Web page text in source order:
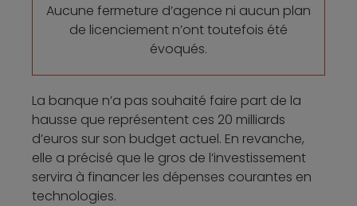
Aucune fermeture d’agence ni aucun plan
de licenciement n’ont toutefois été
évoqués.
La banque n’a pas souhaité faire part de la
hausse que représentent ces 20 milliards
d’euros sur son budget actuel. En revanche,
elle a précisé que le gros de l’investissement
servira à financer les dépenses courantes en
technologies.